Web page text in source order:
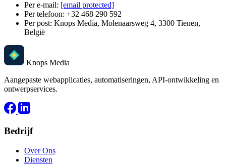
Per e-mail: [email protected]
Per telefoon: +32 468 290 592
Per post: Knops Media, Molenaarsweg 4, 3300 Tienen,
België
Knops Media
Aangepaste webapplicaties, automatiseringen, API-ontwikkeling en
ontwerpservices.
Bedrijf
Over Ons
Diensten